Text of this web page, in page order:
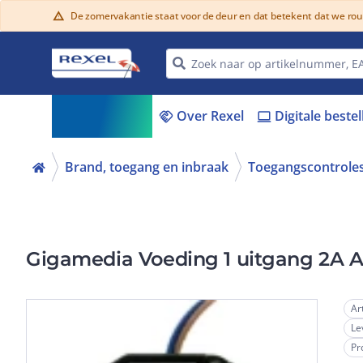
warning De zomervakantie staat voor de deur en dat betekent dat we
handshake Over Rexel laptop Digitale
Brand, toegang en inbraak
Gigamedia Voeding 1 uitgang 2A